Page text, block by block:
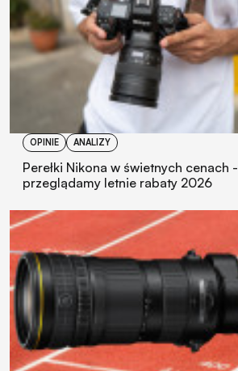
OPINIE ANALIZY
Perełki Nikona w świetnych cenach -
przeglądamy letnie rabaty 2026